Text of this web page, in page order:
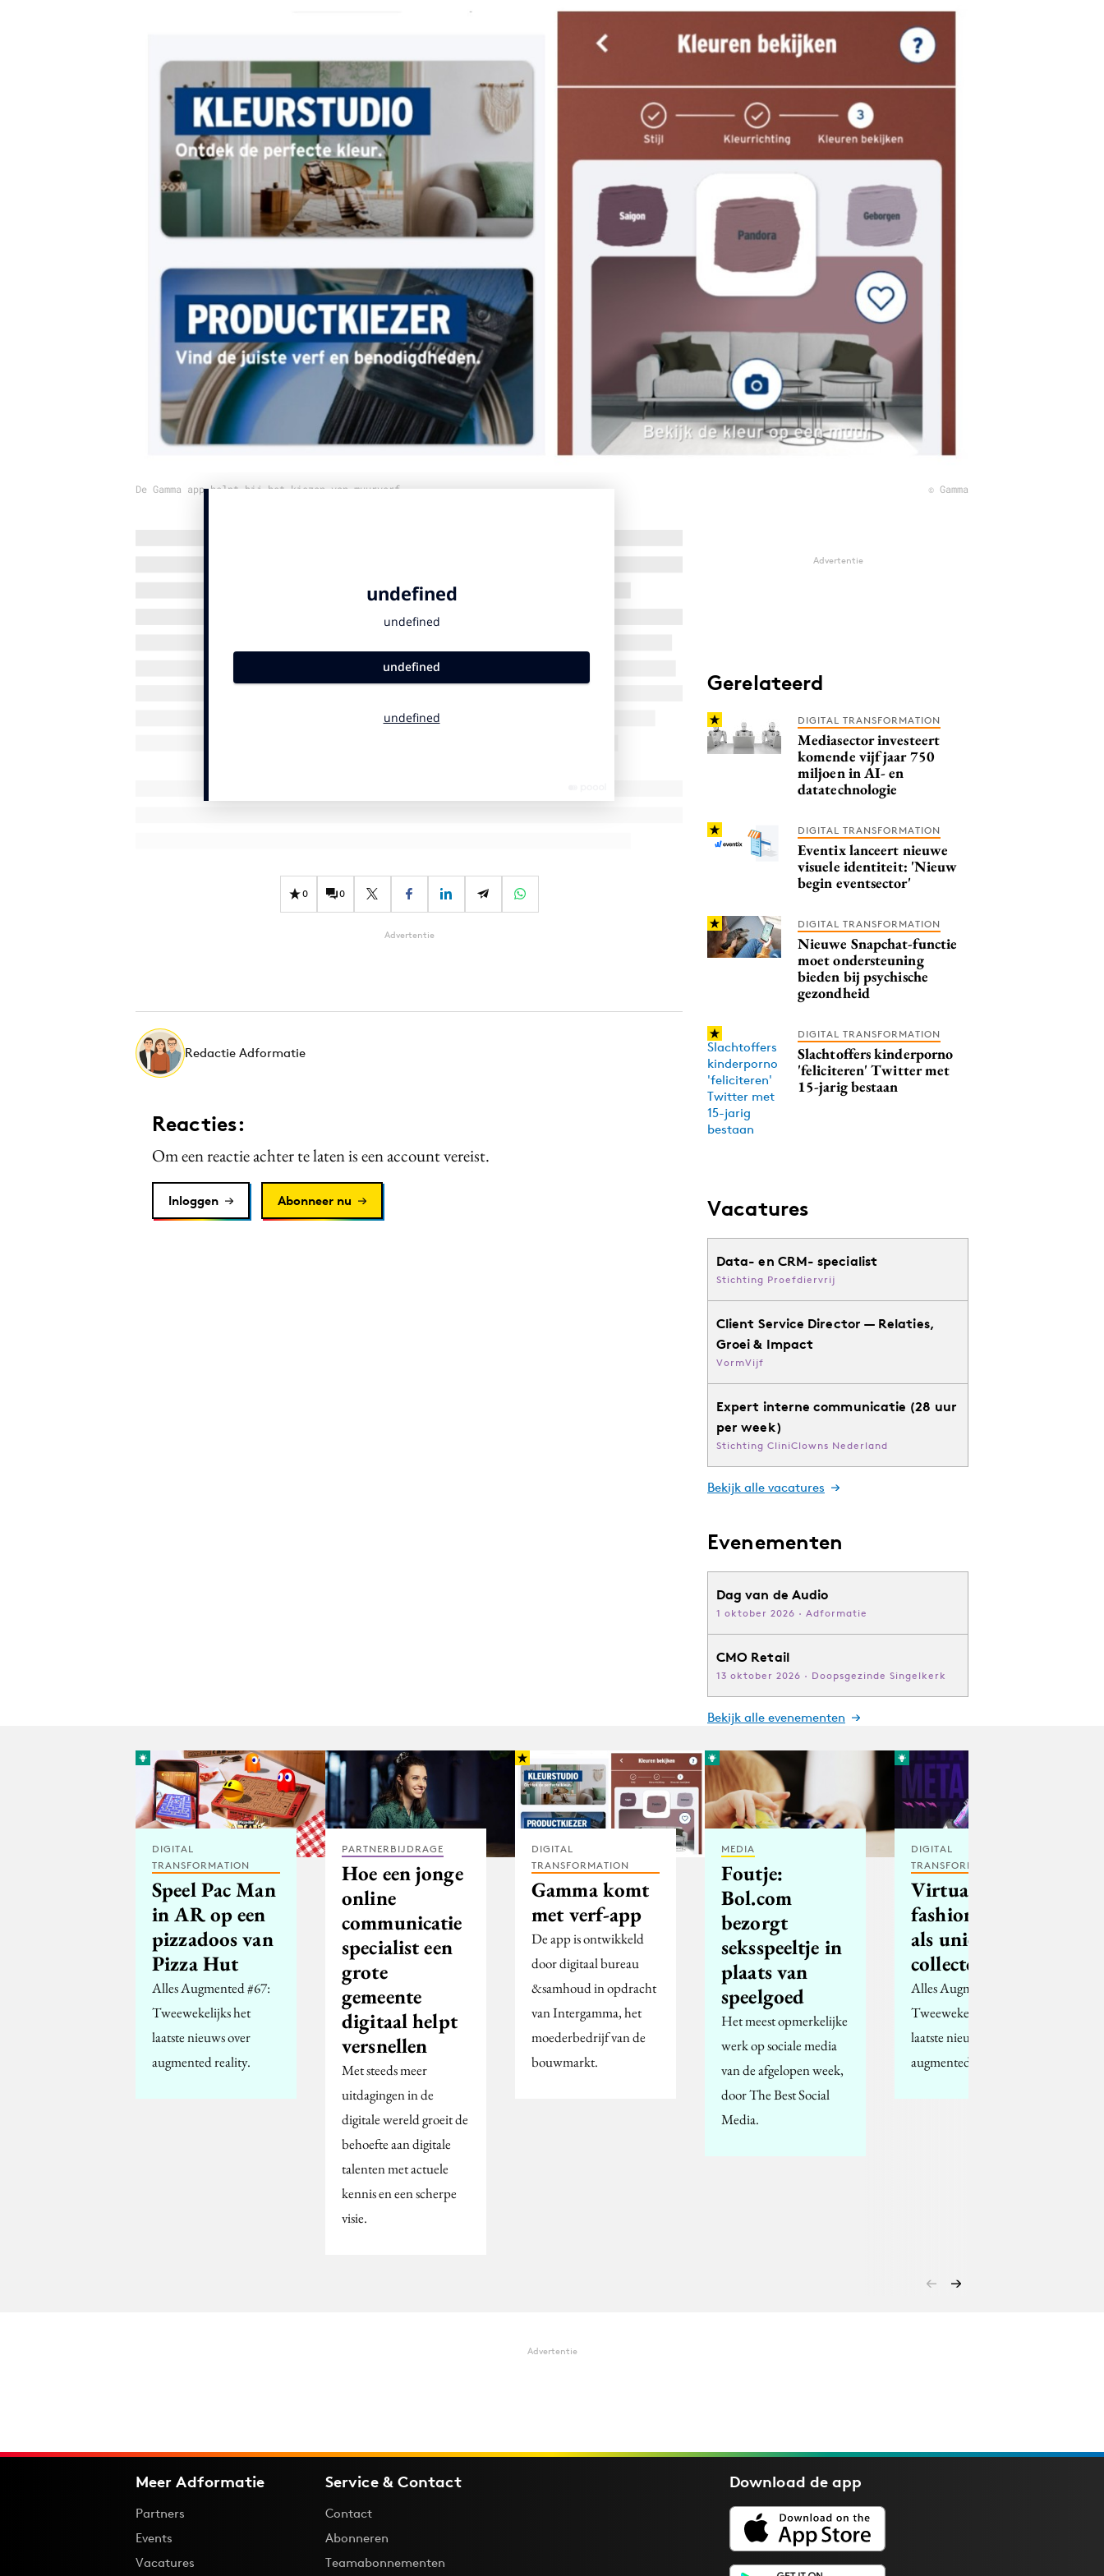
Interne communicatie
Martech
Reputatie & crisis
De Gamma app helpt bij het kiezen van muurverf. © Gamma
0 0
Advertentie
Redactie Adformatie
Reacties:
Om een reactie achter te laten is een account vereist.
Inloggen Abonneer nu
Advertentie
Gerelateerd
DIGITAL TRANSFORMATION
Mediasector investeert
komende vijf jaar 750
miljoen in AI- en
datatechnologie
DIGITAL TRANSFORMATION
Eventix lanceert nieuwe
visuele identiteit: 'Nieuw
begin eventsector'
DIGITAL TRANSFORMATION
Nieuwe Snapchat-functie
moet ondersteuning
bieden bij psychische
gezondheid
DIGITAL TRANSFORMATION
Slachtoffers kinderporno
'feliciteren' Twitter met
15-jarig bestaan
Vacatures
Data- en CRM- specialist
Stichting Proefdiervrij
Client Service Director — Relaties,
Groei & Impact
VormVijf
Expert interne communicatie (28 uur
per week)
Stichting CliniClowns Nederland
Bekijk alle vacatures
Evenementen
Dag van de Audio
1 oktober 2026 · Adformatie
CMO Retail
13 oktober 2026 · Doopsgezinde Singelkerk
Bekijk alle evenementen
DIGITAL
TRANSFORMATION
Speel Pac Man
in AR op een
pizzadoos van
Pizza Hut
Alles Augmented #67:
Tweewekelijks het
laatste nieuws over
augmented reality.
PARTNERBIJDRAGE
Hoe een jonge
online
communicatie
specialist een
grote
gemeente
digitaal helpt
versnellen
Met steeds meer
uitdagingen in de
digitale wereld groeit de
behoefte aan digitale
talenten met actuele
kennis en een scherpe
visie.
DIGITAL
TRANSFORMATION
Gamma komt
met verf-app
De app is ontwikkeld
door digitaal bureau
&samhoud in opdracht
van Intergamma, het
moederbedrijf van de
bouwmarkt.
MEDIA
Foutje:
Bol.com
bezorgt
seksspeeltje in
plaats van
speelgoed
Het meest opmerkelijke
werk op sociale media
van de afgelopen week,
door The Best Social
Media.
DIGITAL
TRANSFORMATION
Virtual
fashion in AR
als uniek
collectors item
Alles Augmented #66:
Tweewekelijks het
laatste nieuws over
augmented reality.
Advertentie
Meer Adformatie
Partners
Events
Vacatures
Service & Contact
Contact
Abonneren
Teamabonnementen
Download deapp